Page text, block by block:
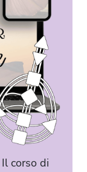
Il corso di